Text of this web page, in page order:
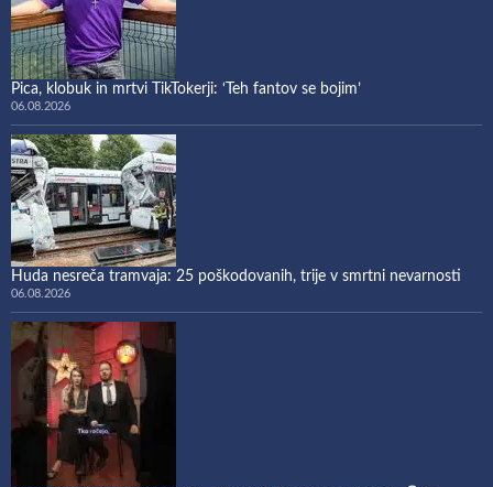
Pica, klobuk in mrtvi TikTokerji: ‘Teh fantov se bojim’
06.08.2026
Huda nesreča tramvaja: 25 poškodovanih, trije v smrtni nevarnosti
06.08.2026